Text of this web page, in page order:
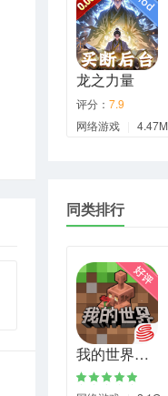
龙之力量
评分： 7.9
网络游戏
4.47M
同类排行
我的世界…